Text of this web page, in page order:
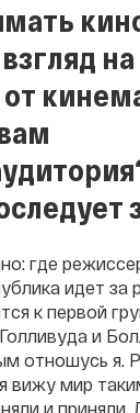
где
идет за
к первой
и
отношусь я.
вижу мир
и приняли.